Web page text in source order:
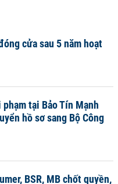
cửa sau 5 năm hoạt
tại Bảo Tín Mạnh
hồ sơ sang Bộ Công
BSR, MB chốt quyền,